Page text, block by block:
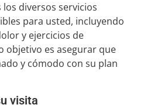
diversos servicios
para usted, incluyendo
y ejercicios de
objetivo es asegurar que
y cómodo con su plan
visita